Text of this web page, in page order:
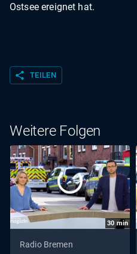
Ostsee ereignet hat.
share TEILEN
Weitere Folgen
30 min
Radio Bremen